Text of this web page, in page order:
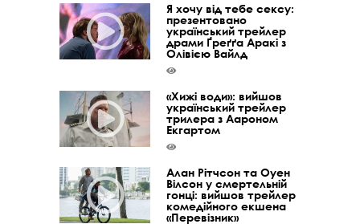
Я хочу від тебе сексу:
презентовано
український трейлер
драми Ґреґґа Аракі з
Олівією Вайлд
«Хижі води»: вийшов
український трейлер
трилера з Аароном
Екгартом
Алан Рітчсон та Оуен
Вілсон у смертельній
гонці: вийшов трейлер
комедійного екшена
«Перевізник»